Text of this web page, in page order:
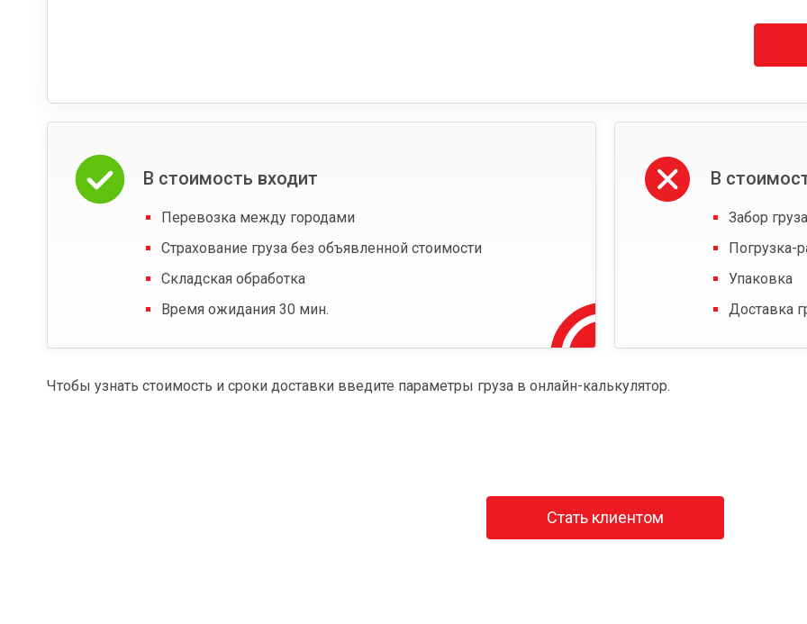
В стоимость входит
Перевозка между городами
Страхование груза без объявленной стоимости
Складская обработка
Время ожидания 30 мин.
В
Забор
Погрузка-
Упаковка
Доставка
Чтобы узнать стоимость и сроки доставки введите параметры груза в онлайн-калькулятор.
Стать клиентом